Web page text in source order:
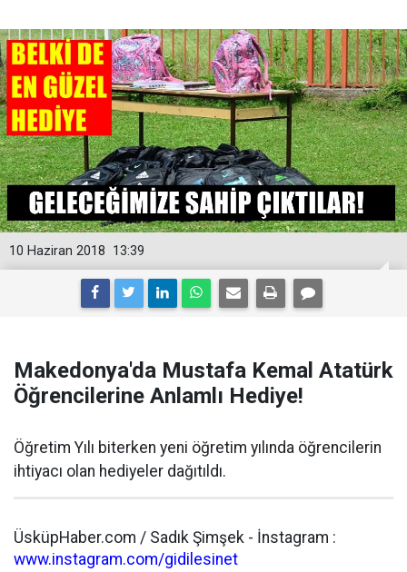
13:39
10 Haziran 2018
Makedonya'da Mustafa Kemal Atatürk
Öğrencilerine Anlamlı Hediye!
Öğretim Yılı biterken yeni öğretim yılında öğrencilerin
ihtiyacı olan hediyeler dağıtıldı.
ÜsküpHaber.com / Sadık Şimşek - İnstagram :
www.instagram.com/gidilesinet